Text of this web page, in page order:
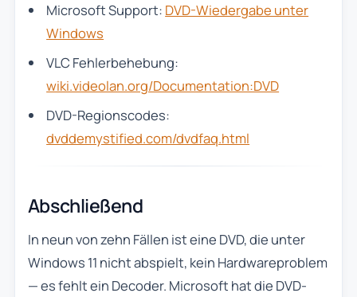
Microsoft Support: DVD-Wiedergabe unter
Windows
VLC Fehlerbehebung:
wiki.videolan.org/Documentation:DVD
DVD-Regionscodes:
dvddemystified.com/dvdfaq.html
Abschließend
In neun von zehn Fällen ist eine DVD, die unter
Windows 11 nicht abspielt, kein Hardwareproblem
— es fehlt ein Decoder. Microsoft hat die DVD-